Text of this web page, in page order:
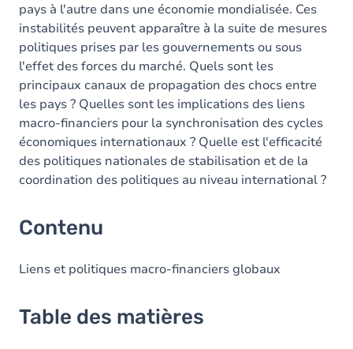
pays à l'autre dans une économie mondialisée. Ces
instabilités peuvent apparaître à la suite de mesures
politiques prises par les gouvernements ou sous
l'effet des forces du marché. Quels sont les
principaux canaux de propagation des chocs entre
les pays ? Quelles sont les implications des liens
macro-financiers pour la synchronisation des cycles
économiques internationaux ? Quelle est l'efficacité
des politiques nationales de stabilisation et de la
coordination des politiques au niveau international ?
Contenu
Liens et politiques macro-financiers globaux
Table des matières